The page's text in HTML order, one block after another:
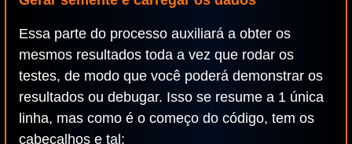
Essa parte do processo auxiliará a obter os
mesmos resultados toda a vez que rodar os
testes, de modo que você poderá demonstrar os
resultados ou debugar. Isso se resume a 1 única
linha, mas como é o começo do código, tem os
cabeçalhos e tal: